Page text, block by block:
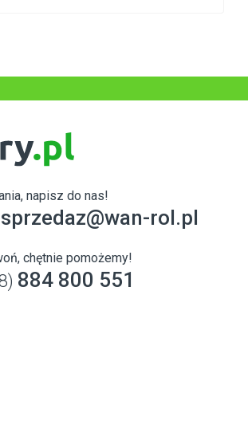
napisz do nas!
sprzedaz@wan-rol.pl
chętnie pomożemy!
884 800 551